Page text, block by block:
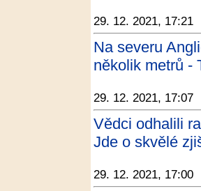
29. 12. 2021, 17:21
Na severu
několik metrů -
29. 12. 2021, 17:07
Vědci odhalili
Jde o skvělé
29. 12. 2021, 17:00